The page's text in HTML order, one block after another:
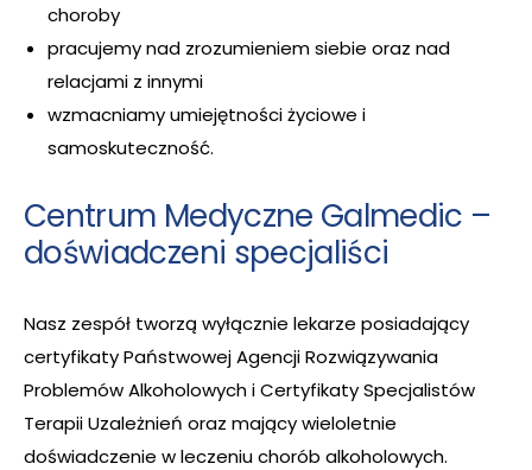
choroby
pracujemy nad zrozumieniem siebie oraz nad
relacjami z innymi
wzmacniamy umiejętności życiowe i
samoskuteczność.
Centrum Medyczne Galmedic –
doświadczeni specjaliści
Nasz zespół tworzą wyłącznie lekarze posiadający
certyfikaty Państwowej Agencji Rozwiązywania
Problemów Alkoholowych i Certyfikaty Specjalistów
Terapii Uzależnień oraz mający wieloletnie
doświadczenie w leczeniu chorób alkoholowych.